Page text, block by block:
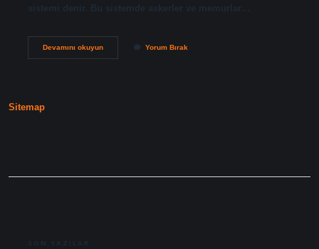
sistemi denir. Bu sistemde askerler ve memurlar…
Devamını okuyunİKta
Yorum Bırak
Sitemap
SON YAZILAR